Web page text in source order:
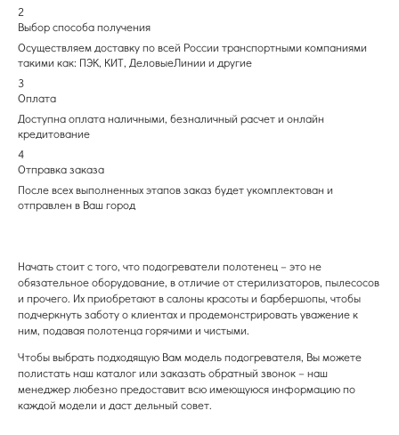
2
Выбор способа получения
Осуществляем доставку по всей России транспортными компаниями
такими как: ПЭК, КИТ, ДеловыеЛинии и другие
3
Оплата
Доступна оплата наличными, безналичный расчет и онлайн
кредитование
4
Отправка заказа
После всех выполненных этапов заказ будет укомплектован и
отправлен в Ваш город
Начать стоит с того, что подогреватели полотенец – это не
обязательное оборудование, в отличие от стерилизаторов, пылесосов
и прочего. Их приобретают в салоны красоты и барбершопы, чтобы
подчеркнуть заботу о клиентах и продемонстрировать уважение к
ним, подавая полотенца горячими и чистыми.
Чтобы выбрать подходящую Вам модель подогревателя, Вы можете
полистать наш каталог или заказать обратный звонок – наш
менеджер любезно предоставит всю имеющуюся информацию по
каждой модели и даст дельный совет.